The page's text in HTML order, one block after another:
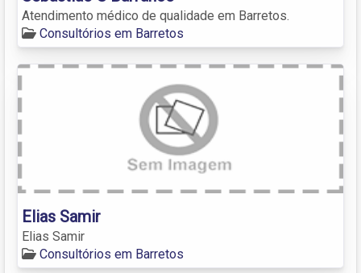
Atendimento médico de qualidade em Barretos.
Consultórios em Barretos
Elias Samir
Elias Samir
Consultórios em Barretos